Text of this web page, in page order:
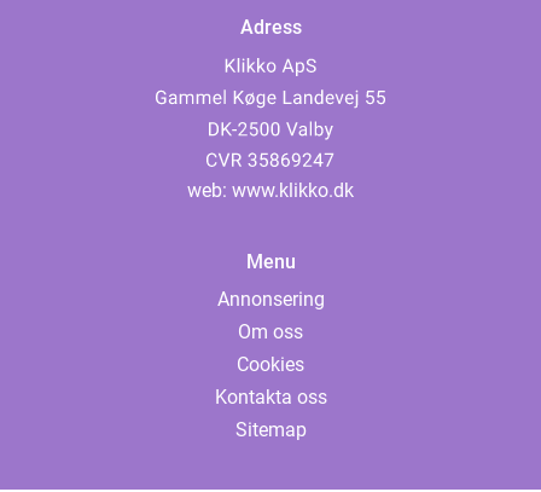
Adress
web: www.klikko.dk
Menu
Annonsering
Om oss
Cookies
Kontakta oss
Sitemap